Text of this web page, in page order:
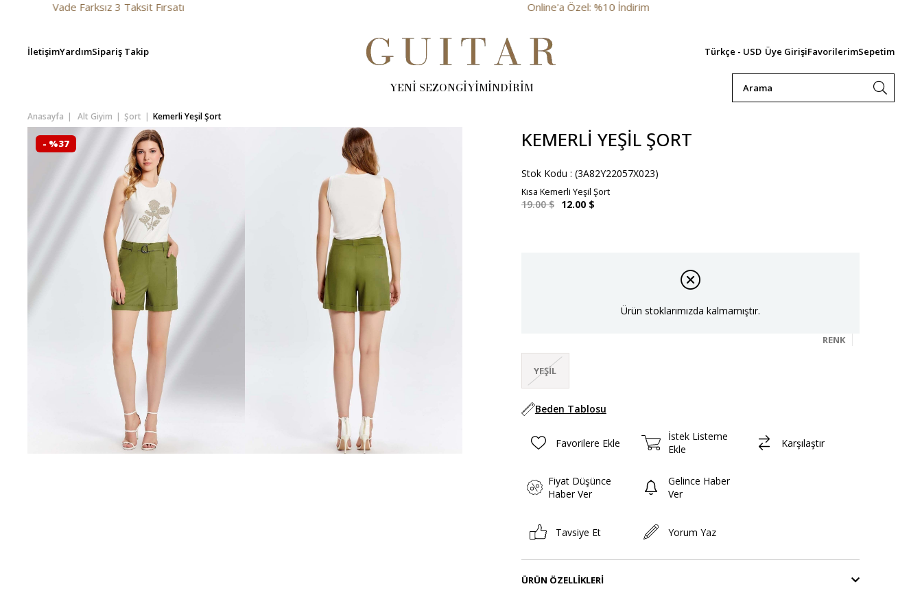
Farksız 3 Taksit Fırsatı Online'a Özel: %10 İndirim
İletişimYardımSipariş Takip Türkçe - USD Üye GirişiFavorilerimSepetim
YENİ SEZONGİYİMİNDİRİM
Anasayfa Alt Giyim Şort Kemerli Yeşil Şort
- %37 KEMERLI YEŞIL ŞORT
Stok Kodu (3A82Y22057X023)
Kısa Kemerli Yeşil Şort
19.00 $ 12.00 $
Ürün stoklarımızda kalmamıştır.
RENK
YEŞIL
Beden Tablosu
Favorilere Ekle
İstek Listeme
Ekle
Karşılaştır
Fiyat Düşünce
Haber Ver
Gelince Haber
Ver
Tavsiye Et Yorum Yaz
ÜRÜN ÖZELLIKLERI